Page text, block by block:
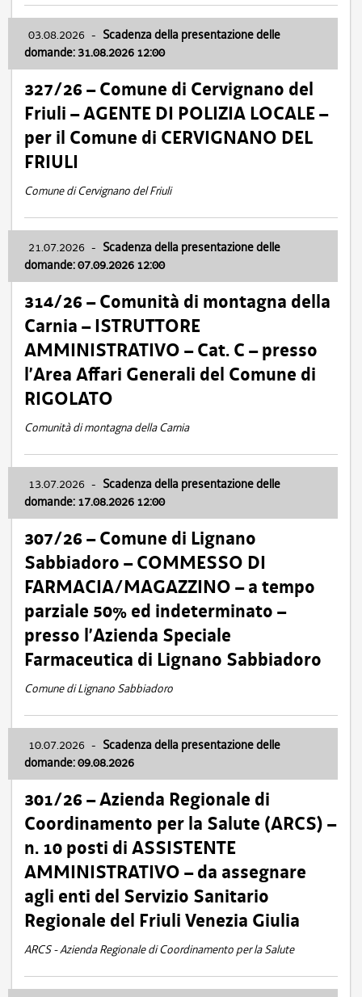
03.08.2026 - Scadenza della presentazione delle
domande: 31.08.2026 12:00
327/26 – Comune di Cervignano del
Friuli – AGENTE DI POLIZIA LOCALE –
per il Comune di CERVIGNANO DEL
FRIULI
Comune di Cervignano del Friuli
21.07.2026 - Scadenza della presentazione delle
domande: 07.09.2026 12:00
314/26 – Comunità di montagna della
Carnia – ISTRUTTORE
AMMINISTRATIVO – Cat. C – presso
l’Area Affari Generali del Comune di
RIGOLATO
Comunità di montagna della Carnia
13.07.2026 - Scadenza della presentazione delle
domande: 17.08.2026 12:00
307/26 – Comune di Lignano
Sabbiadoro – COMMESSO DI
FARMACIA/MAGAZZINO – a tempo
parziale 50% ed indeterminato –
presso l’Azienda Speciale
Farmaceutica di Lignano Sabbiadoro
Comune di Lignano Sabbiadoro
10.07.2026 - Scadenza della presentazione delle
domande: 09.08.2026
301/26 – Azienda Regionale di
Coordinamento per la Salute (ARCS) –
n. 10 posti di ASSISTENTE
AMMINISTRATIVO – da assegnare
agli enti del Servizio Sanitario
Regionale del Friuli Venezia Giulia
ARCS - Azienda Regionale di Coordinamento per la Salute